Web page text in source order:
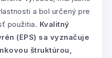
a bol určený pre
použitia. Kvalitný
(EPS) sa vyznačuje
štruktúrou,